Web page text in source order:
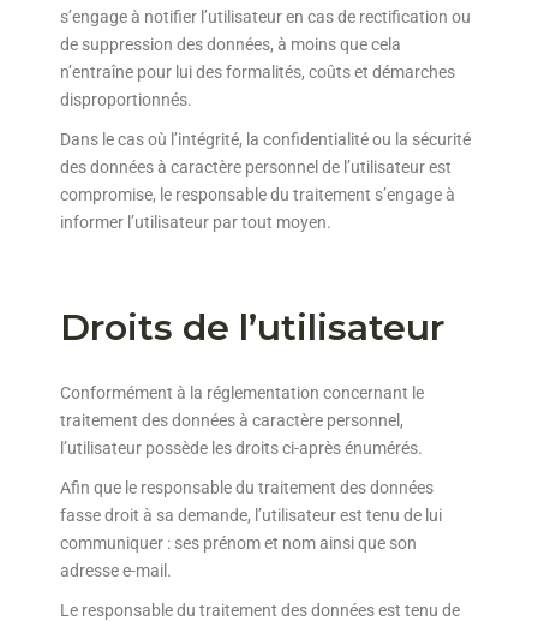
s’engage à notifier l’utilisateur en cas de rectification ou
de suppression des données, à moins que cela
n’entraîne pour lui des formalités, coûts et démarches
disproportionnés.
Dans le cas où l’intégrité, la confidentialité ou la sécurité
des données à caractère personnel de l’utilisateur est
compromise, le responsable du traitement s’engage à
informer l’utilisateur par tout moyen.
Droits de l’utilisateur
Conformément à la réglementation concernant le
traitement des données à caractère personnel,
l’utilisateur possède les droits ci-après énumérés.
Afin que le responsable du traitement des données
fasse droit à sa demande, l’utilisateur est tenu de lui
communiquer : ses prénom et nom ainsi que son
adresse e-mail.
Le responsable du traitement des données est tenu de